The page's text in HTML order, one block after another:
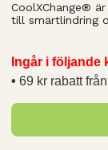
CoolXChange®
till smärtlindring
Ingår i följande
69 kr rabatt